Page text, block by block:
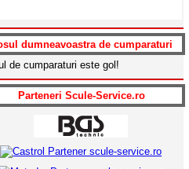
3288-Pistol pneumatic BGS 2200
Nm
Pret: 1362.55 1011.44RON
dumneavoastra de cumparaturi
de cumparaturi este gol!
Parteneri Scule-Service.ro